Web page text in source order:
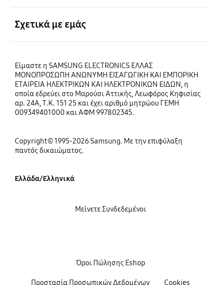
Σχετικά με εμάς
Είμαστε η SAMSUNG ELECTRONICS ΕΛΛΑΣ
ΜΟΝΟΠΡΟΣΩΠΗ ΑΝΩΝΥΜΗ ΕΙΣΑΓΩΓΙΚΗ ΚΑΙ ΕΜΠΟΡΙΚΗ
ΕΤΑΙΡΕΙΑ ΗΛΕΚΤΡΙΚΩΝ ΚΑΙ ΗΛΕΚΤΡΟΝΙΚΩΝ ΕΙΔΩΝ, η
οποία εδρεύει στο Μαρούσι Αττικής, Λεωφόρος Κηφισίας
αρ. 24Α, Τ.Κ. 151 25 και έχει αριθμό μητρώου ΓΕΜΗ
009349401000 και ΑΦΜ 997802345.
Copyright© 1995-2026 Samsung. Με την επιφύλαξη
παντός δικαιώματος.
Ελλάδα/Ελληνικά
Όροι Πώλησης Eshop
Προστασία Προσωπικών Δεδομένων Cookies
Μείνετε Συνδεδεμένοι